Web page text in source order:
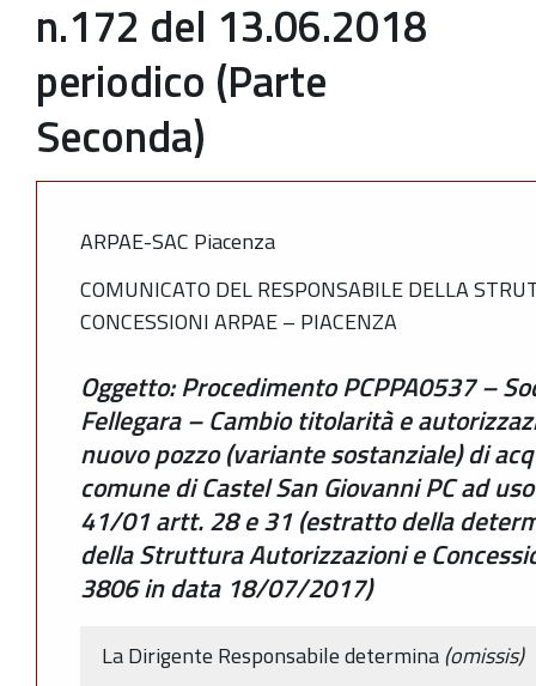
n.172 del 13.06.2018
periodico (Parte
Seconda)
ARPAE-SAC Piacenza
COMUNICATO DEL RESPONSABILE DELLA
CONCESSIONI ARPAE – PIACENZA
Oggetto: Procedimento PCPPA0537 –
Fellegara – Cambio titolarità e
nuovo pozzo (variante sostanziale) di
comune di Castel San Giovanni PC ad
41/01 artt. 28 e 31 (estratto della
della Struttura Autorizzazioni e
3806 in data 18/07/2017)
La Dirigente Responsabile determina(omissis)